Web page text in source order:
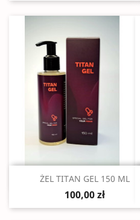
Szybki podgląd
ŻEL TITAN GEL 150 ML
100,00 zł